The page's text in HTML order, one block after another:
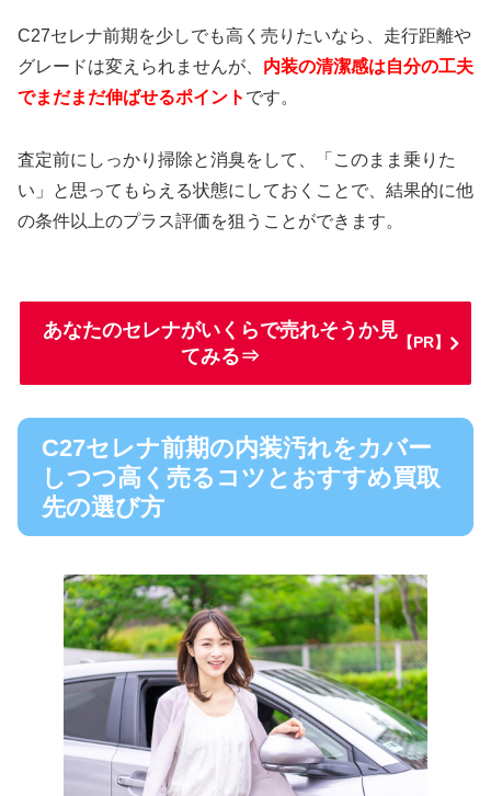
C27セレナ前期を少しでも高く売りたいなら、走行距離や
グレードは変えられませんが、 内装の清潔感は自分の工夫
でまだまだ伸ばせるポイント です。
査定前にしっかり掃除と消臭をして、「このまま乗りた
い」と思ってもらえる状態にしておくことで、結果的に他
の条件以上のプラス評価を狙うことができます。
あなたのセレナがいくらで売れそうか見
てみる⇒
【PR】
C27セレナ前期の内装汚れをカバー
しつつ高く売るコツとおすすめ買取
先の選び方